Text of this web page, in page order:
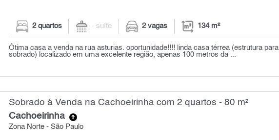
2 quartos - suíte 2 vagas 134 m²
Ótima casa a venda na rua asturias. oportunidade!!!! linda casa térrea (estrutura para
sobrado) localizado em uma excelente região, apenas 100 metros da ...
Sobrado à Venda na Cachoeirinha com 2 quartos - 80 m²
Cachoeirinha-
Zona Norte - São Paulo